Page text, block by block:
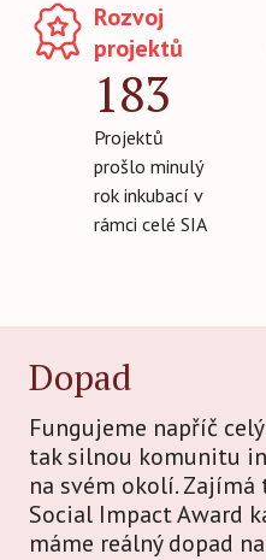
Rozvoj
projektů
183
Projektů
prošlo minulý
rok inkubací v
rámci celé SIA
Dopad
Fungujeme napříč
tak silnou komunitu
na svém okolí.
Social Impact Award
máme reálný dopad